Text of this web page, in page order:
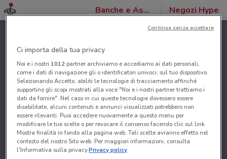
Banche e Assicurazioni Negozi Hype
Ci importa della tua privacy
Noi e i nostri 1012partner archiviamo e accediamo ai dati personali,
come i dati di navigazione gli o identificatori univoci, sul tuo dispositivo.
Selezionando Accetto, abiliti le tecnologie di tracciamento affinché
supportino gli scopi mostrati alla voce "Noi e i nostri partner trattiamo i
dati da fornire". Nel caso in cui queste tecnologie dovessero essere
disabilitate, alcuni contenuti e annunci visualizzati potrebbero non
essere rilevanti. Puoi accedere nuovamente a questo menu per
modificare le tue scelte o per revocare il consenso facendo clic sul link
Mostra finalità in fondo alla pagina web. Tali scelte avranno effetto nel
contesto del nostro Sito web. Per maggiori informazioni, consulta
l'Informativa sulla privacy.Privacy policy
Continua senza accettare